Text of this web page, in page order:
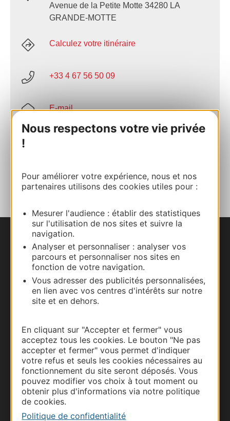
Nous respectons votre vie privée
!
Pour améliorer votre expérience, nous et nos
partenaires utilisons des cookies utiles pour :
Mesurer l'audience : établir des statistiques
sur l'utilisation de nos sites et suivre la
navigation.
Analyser et personnaliser : analyser vos
parcours et personnaliser nos sites en
fonction de votre navigation.
Vous adresser des publicités personnalisées,
en lien avec vos centres d'intérêts sur notre
site et en dehors.
En cliquant sur "Accepter et fermer" vous
acceptez tous les cookies. Le bouton "Ne pas
accepter et fermer" vous permet d'indiquer
votre refus et seuls les cookies nécessaires au
fonctionnement du site seront déposés. Vous
pouvez modifier vos choix à tout moment ou
obtenir plus d'informations via notre politique
de cookies.
Politique de confidentialité
Avenue de la Petite Motte 34280 LA
GRANDE-MOTTE
Calculez votre itinéraire
+33 4 67 56 50 09
E-mail
AU CARNET
Nous contacter
Carte interactive
Documentation
Thermalisme